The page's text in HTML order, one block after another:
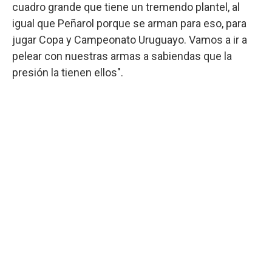
cuadro grande que tiene un tremendo plantel, al
igual que Peñarol porque se arman para eso, para
jugar Copa y Campeonato Uruguayo. Vamos a ir a
pelear con nuestras armas a sabiendas que la
presión la tienen ellos".